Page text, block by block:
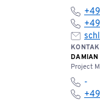
Project
-